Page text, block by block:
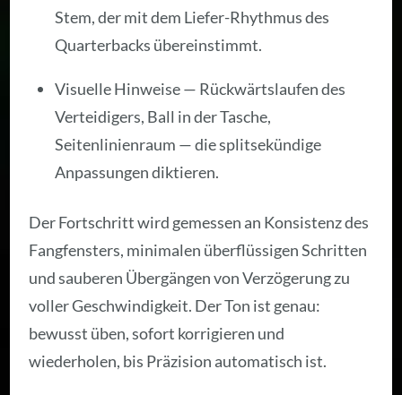
Stem, der mit dem Liefer-Rhythmus des
Quarterbacks übereinstimmt.
Visuelle Hinweise — Rückwärtslaufen des
Verteidigers, Ball in der Tasche,
Seitenlinienraum — die splitsekündige
Anpassungen diktieren.
Der Fortschritt wird gemessen an Konsistenz des
Fangfensters, minimalen überflüssigen Schritten
und sauberen Übergängen von Verzögerung zu
voller Geschwindigkeit. Der Ton ist genau:
bewusst üben, sofort korrigieren und
wiederholen, bis Präzision automatisch ist.